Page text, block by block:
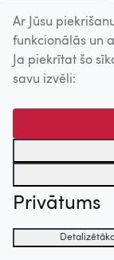
Ar Jūsu
funkcionālās un
Ja piekrītat šo
savu izvēli:
Privātums